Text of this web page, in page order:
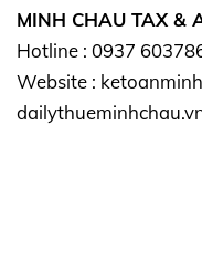
MINH CHAU TAX &
Hotline : 0937
Website :